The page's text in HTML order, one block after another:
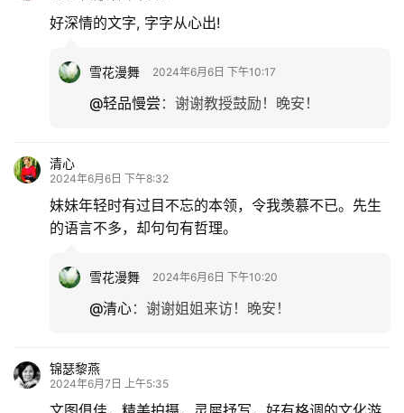
好深情的文字, 字字从心出!
雪花漫舞 2024年6月6日 下午10:17
@轻品慢尝 ： 谢谢教授鼓励！晚安！
清心
2024年6月6日 下午8:32
妹妹年轻时有过目不忘的本领，令我羡慕不已。先生
的语言不多，却句句有哲理。
雪花漫舞 2024年6月6日 下午10:20
@清心： 谢谢姐姐来访！晚安！
锦瑟黎燕
2024年6月7日 上午5:35